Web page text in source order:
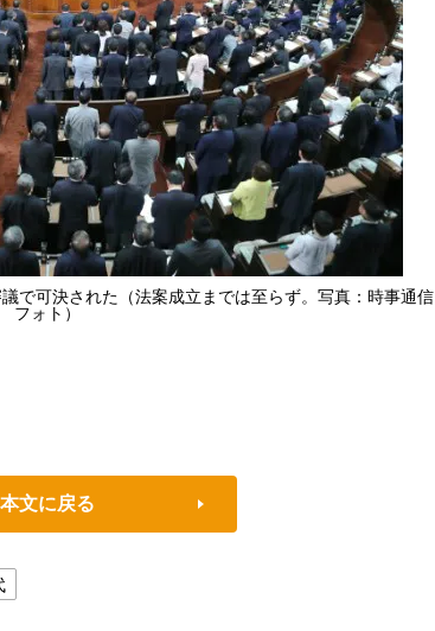
で可決された（法案成立までは至らず。写真：時事通信
フォト）
本文に戻る